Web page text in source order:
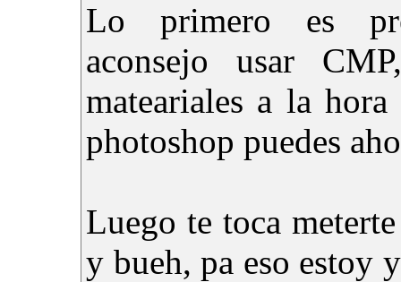
Lo primero es
aconsejo usar
mateariales a la
photoshop puedes
Luego te toca
y bueh, pa eso estoy